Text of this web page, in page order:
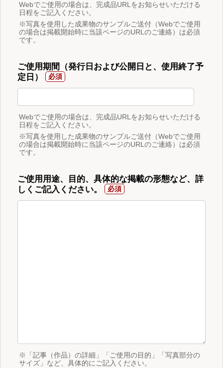
Webでご使用の場合は、完成品URLをお知らせいただける
日程をご記入ください。
※写真を使用した成果物のサンプルご送付（Webでご使用
の場合は掲載開始時に当該ページのURLのご連絡）は必須
です。
ご使用期間（発行日および公開日と、使用終了予
定日）
Webでご使用の場合は、完成品URLをお知らせいただける
日程をご記入ください。
※写真を使用した成果物のサンプルご送付（Webでご使用
の場合は掲載開始時に当該ページのURLのご連絡）は必須
です。
ご使用用途、目的、具体的な掲載の形態など、詳
しくご記入ください。
※「記事（作品）の詳細」「ご使用の目的」「写真部分の
サイズ」など、具体的にご記入ください。